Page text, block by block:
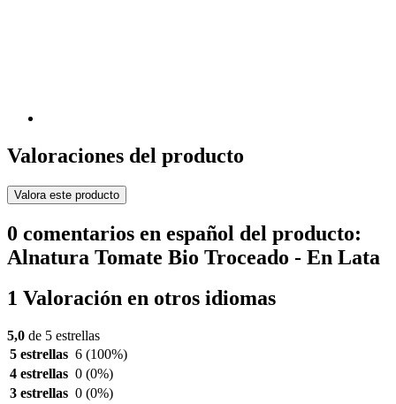
Valoraciones del producto
Valora este producto
0 comentarios en español del producto:
Alnatura Tomate Bio Troceado - En Lata
1 Valoración en otros idiomas
5,0 de 5 estrellas
5 estrellas 6 (100%)
4 estrellas 0 (0%)
3 estrellas 0 (0%)